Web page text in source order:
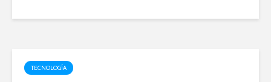
TECNOLOGÍA